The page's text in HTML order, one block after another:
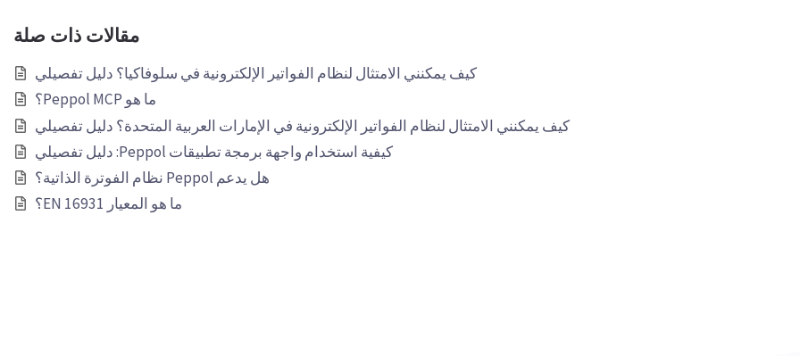
مقالات ذات صلة
كيف يمكنني الامتثال لنظام الفواتير الإلكترونية في سلوفاكيا؟ دليل تفصيلي
ما هو Peppol MCP؟
كيف يمكنني الامتثال لنظام الفواتير الإلكترونية في الإمارات العربية المتحدة؟ دليل تفصيلي
كيفية استخدام واجهة برمجة تطبيقات Peppol: دليل تفصيلي
هل يدعم Peppol نظام الفوترة الذاتية؟
ما هو المعيار EN 16931؟